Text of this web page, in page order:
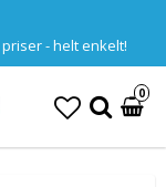
priser - helt enkelt!
0